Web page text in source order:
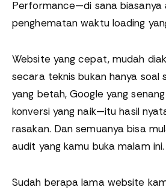
Performance—di sana biasanya
penghematan waktu loading
Website yang cepat, mudah
secara teknis bukan hanya soal
yang betah, Google yang
konversi yang naik—itu hasil
rasakan. Dan semuanya bisa
audit yang kamu buka malam ini.
Sudah berapa lama website